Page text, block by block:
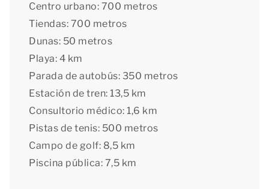
Centro urbano: 700 metros
Tiendas: 700 metros
Dunas: 50 metros
Playa: 4 km
Parada de autobús: 350 metros
Estación de tren: 13,5 km
Consultorio médico: 1,6 km
Pistas de tenis: 500 metros
Campo de golf: 8,5 km
Piscina pública: 7,5 km